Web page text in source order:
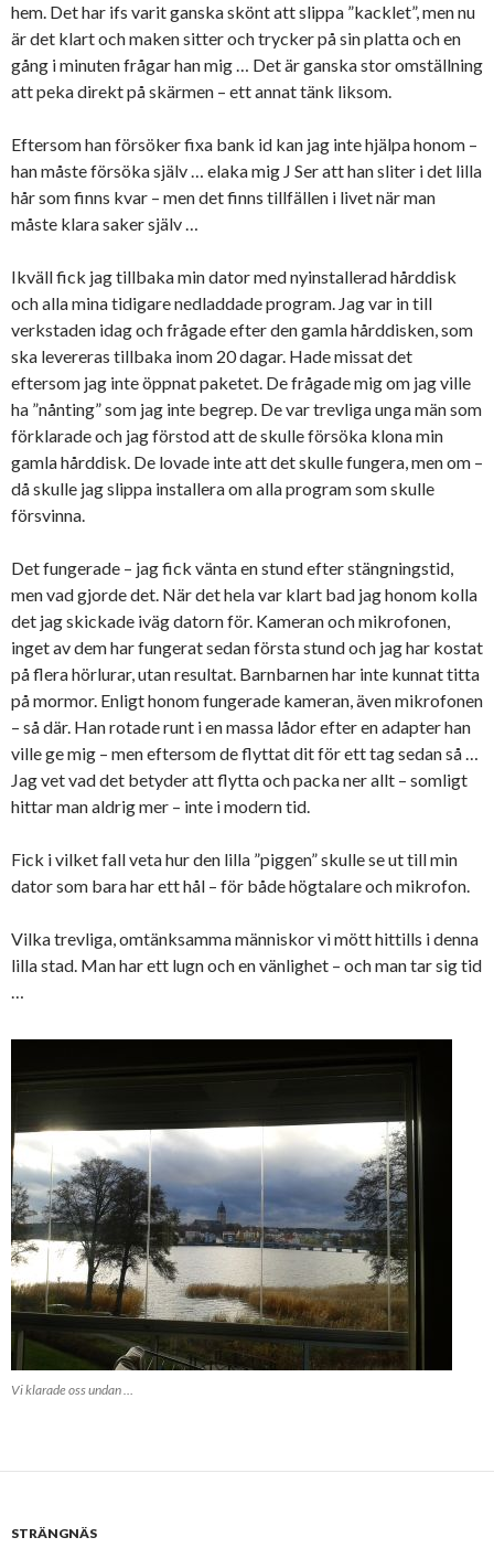
hem. Det har ifs varit ganska skönt att slippa ”kacklet”, men nu
är det klart och maken sitter och trycker på sin platta och en
gång i minuten frågar han mig … Det är ganska stor omställning
att peka direkt på skärmen – ett annat tänk liksom.
Eftersom han försöker fixa bank id kan jag inte hjälpa honom –
han måste försöka själv … elaka mig J Ser att han sliter i det lilla
hår som finns kvar – men det finns tillfällen i livet när man
måste klara saker själv …
Ikväll fick jag tillbaka min dator med nyinstallerad hårddisk
och alla mina tidigare nedladdade program. Jag var in till
verkstaden idag och frågade efter den gamla hårddisken, som
ska levereras tillbaka inom 20 dagar. Hade missat det
eftersom jag inte öppnat paketet. De frågade mig om jag ville
ha ”nånting” som jag inte begrep. De var trevliga unga män som
förklarade och jag förstod att de skulle försöka klona min
gamla hårddisk. De lovade inte att det skulle fungera, men om –
då skulle jag slippa installera om alla program som skulle
försvinna.
Det fungerade – jag fick vänta en stund efter stängningstid,
men vad gjorde det. När det hela var klart bad jag honom kolla
det jag skickade iväg datorn för. Kameran och mikrofonen,
inget av dem har fungerat sedan första stund och jag har kostat
på flera hörlurar, utan resultat. Barnbarnen har inte kunnat titta
på mormor. Enligt honom fungerade kameran, även mikrofonen
– så där. Han rotade runt i en massa lådor efter en adapter han
ville ge mig – men eftersom de flyttat dit för ett tag sedan så …
Jag vet vad det betyder att flytta och packa ner allt – somligt
hittar man aldrig mer – inte i modern tid.
Fick i vilket fall veta hur den lilla ”piggen” skulle se ut till min
dator som bara har ett hål – för både högtalare och mikrofon.
Vilka trevliga, omtänksamma människor vi mött hittills i denna
lilla stad. Man har ett lugn och en vänlighet – och man tar sig tid
…
Vi klarade oss undan …
STRÄNGNÄS